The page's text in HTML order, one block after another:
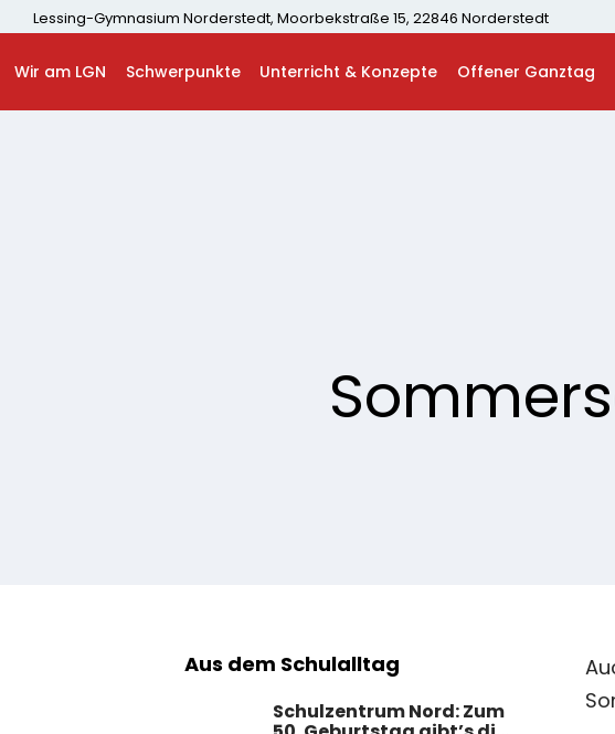
Lessing-Gymnasium Norderstedt, Moorbekstraße 15, 22846 Norderstedt
Wir am LGN Schwerpunkte Unterricht & Konzepte Offener Ganztag
Aus dem Schulalltag
Schulzentrum Nord: Zum